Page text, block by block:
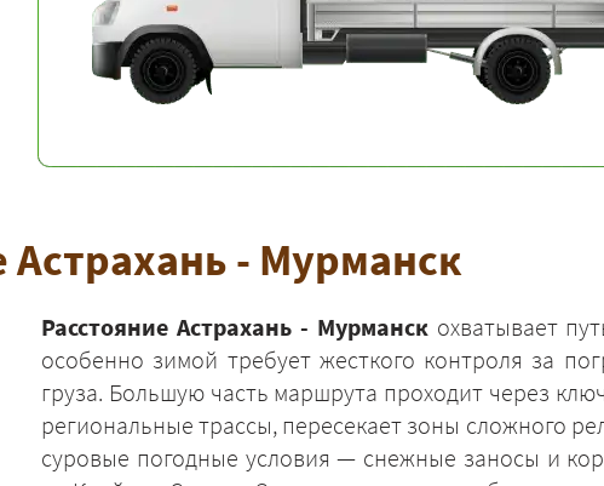
Астрахань - Мурманск
Расстояние Астрахань - Мурманскохватывает
особенно зимой требует жесткого контроля за
груза. Большую часть маршрута проходит через
региональные трассы, пересекает зоны сложного
суровые погодные условия — снежные заносы и